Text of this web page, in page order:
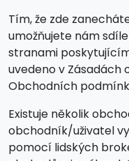
Tím, že zde
umožňujete nám
stranami
uvedeno v Zásadách
Obchodních
Existuje několik
obchodník/uživatel
pomocí lidských